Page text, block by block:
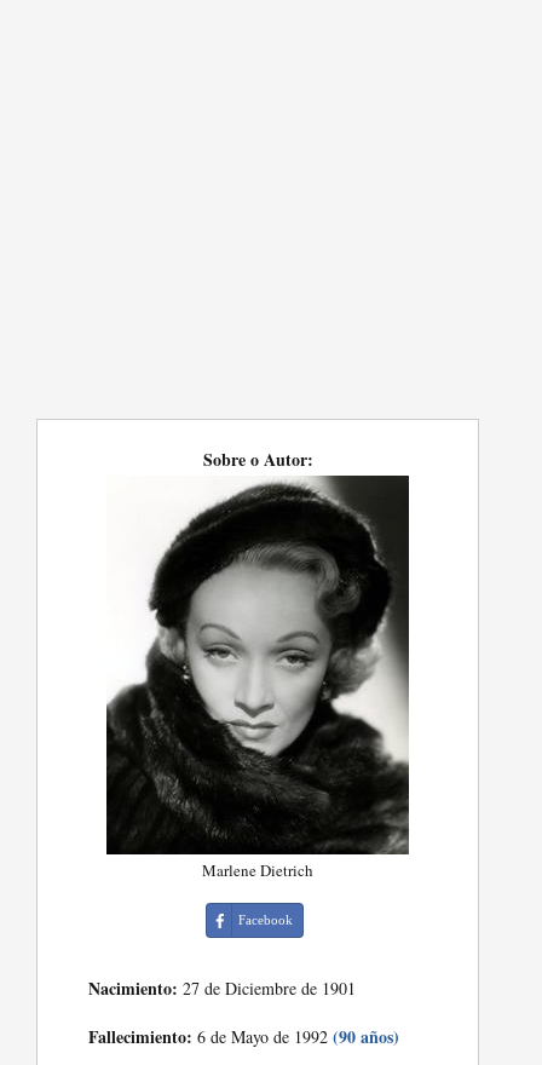
Sobre o Autor:
Marlene Dietrich
Facebook
Nacimiento: 27 de Diciembre de 1901
Fallecimiento: 6 de Mayo de 1992(90 años)